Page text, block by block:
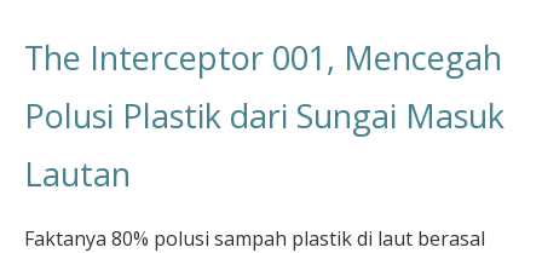
The Interceptor 001, Mencegah
Polusi Plastik dari Sungai Masuk
Lautan
Faktanya 80% polusi sampah plastik di laut berasal